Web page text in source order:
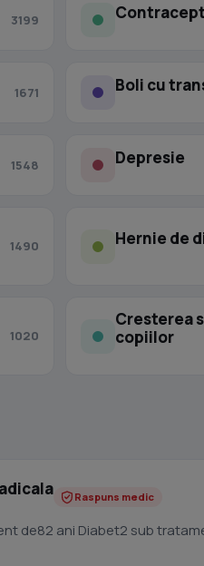
3199
1671 Boli cu
1548 Depresie
1490 Hernie de
1020
Cresterea
copiilor
Raspuns medic
de82 ani Diabet2 sub